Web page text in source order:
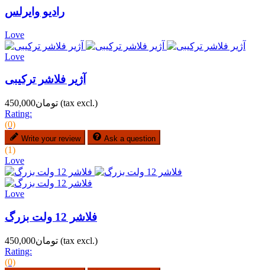
رادیو وایرلس
Love
Love
آژیر فلاشر ترکیبی
تومان450,000 (tax excl.)
Rating:
(0)
Write your review Ask a question
(1)
Love
Love
فلاشر 12 ولت بزرگ
تومان450,000 (tax excl.)
Rating:
(0)